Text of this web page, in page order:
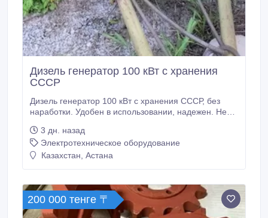
Дизель генератор 100 кВт с хранения
СССР
Дизель генератор 100 кВт с хранения СССР, без
наработки. Удобен в использовании, надежен. Не
3 дн. назад
Электротехническое оборудование
Казахстан, Астана
200 000 тенге 〒